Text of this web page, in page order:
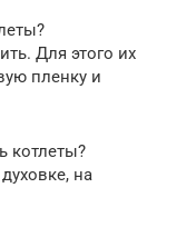
Для этого их
пленку и
котлеты?
на